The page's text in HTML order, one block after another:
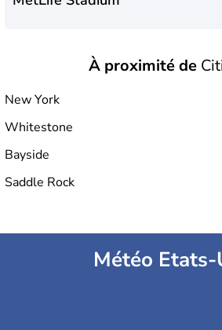
Yankee StadiumÀ proximité de
New York
Whitestone
Bayside
Saddle Rock
Météo Etats-